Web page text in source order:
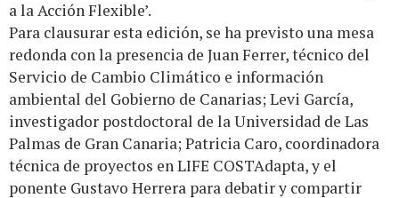
a la Acción Flexible’.
Para clausurar esta edición, se ha previsto una mesa
redonda con la presencia de Juan Ferrer, técnico del
Servicio de Cambio Climático e información
ambiental del Gobierno de Canarias; Levi García,
investigador postdoctoral de la Universidad de Las
Palmas de Gran Canaria; Patricia Caro, coordinadora
técnica de proyectos en LIFE COSTAdapta, y el
ponente Gustavo Herrera para debatir y compartir